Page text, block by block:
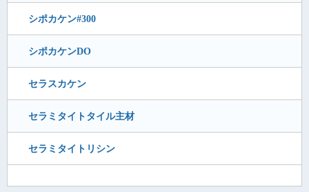
シポカケン#300
シポカケンDO
セラスカケン
セラミタイトタイル主材
セラミタイトリシン